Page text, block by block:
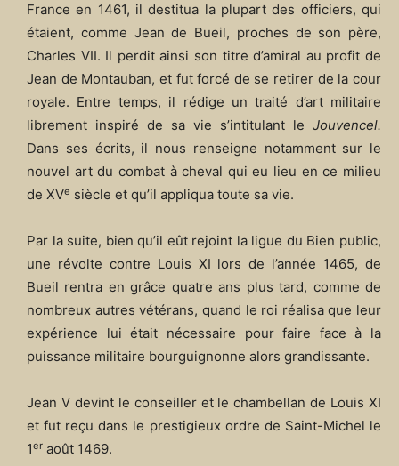
France en 1461, il destitua la plupart des officiers, qui
étaient, comme Jean de Bueil, proches de son père,
Charles VII. Il perdit ainsi son titre d’amiral au profit de
Jean de Montauban, et fut forcé de se retirer de la cour
royale. Entre temps, il rédige un traité d’art militaire
librement inspiré de sa vie s’intitulant le Jouvencel.
Dans ses écrits, il nous renseigne notamment sur le
nouvel art du combat à cheval qui eu lieu en ce milieu
de XVe siècle et qu’il appliqua toute sa vie.
Par la suite, bien qu’il eût rejoint la ligue du Bien public,
une révolte contre Louis XI lors de l’année 1465, de
Bueil rentra en grâce quatre ans plus tard, comme de
nombreux autres vétérans, quand le roi réalisa que leur
expérience lui était nécessaire pour faire face à la
puissance militaire bourguignonne alors grandissante.
Jean V devint le conseiller et le chambellan de Louis XI
et fut reçu dans le prestigieux ordre de Saint-Michel le
1er août 1469.